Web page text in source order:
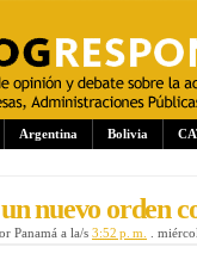
Argentina Bolivia
nuevo orden
Panamá a la/s 3:52 p. m.